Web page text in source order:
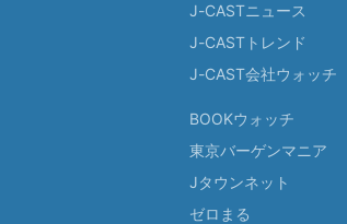
J-CASTニュース
J-CASTトレンド
J-CAST会社ウォッチ
BOOKウォッチ
東京バーゲンマニア
Jタウンネット
ゼロまる